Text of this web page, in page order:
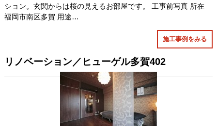
ション。玄関からは桜の見えるお部屋です。 工事前写真 所在
福岡市南区多賀 用途…
施工事例をみる
リノベーション／ヒューゲル多賀402